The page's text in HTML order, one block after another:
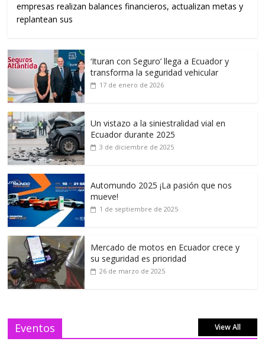
empresas realizan balances financieros, actualizan metas y
replantean sus
‘Ituran con Seguro’ llega a Ecuador y
transforma la seguridad vehicular
17 de enero de 2026
Un vistazo a la siniestralidad vial en
Ecuador durante 2025
3 de diciembre de 2025
Automundo 2025 ¡La pasión que nos
mueve!
1 de septiembre de 2025
Mercado de motos en Ecuador crece y
su seguridad es prioridad
26 de marzo de 2025
Eventos View All